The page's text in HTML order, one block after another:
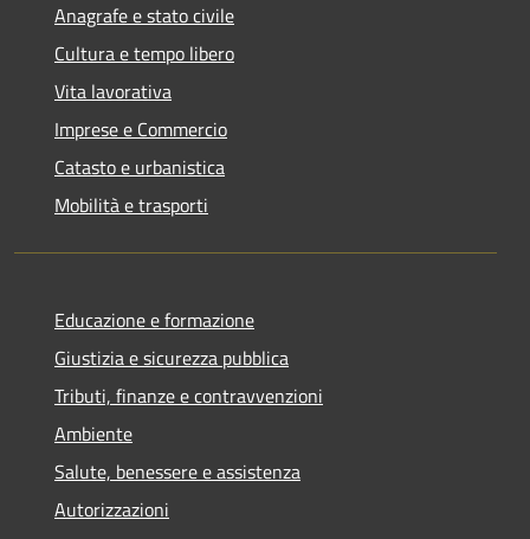
Anagrafe e stato civile
Cultura e tempo libero
Vita lavorativa
Imprese e Commercio
Catasto e urbanistica
Mobilità e trasporti
Educazione e formazione
Giustizia e sicurezza pubblica
Tributi, finanze e contravvenzioni
Ambiente
Salute, benessere e assistenza
Autorizzazioni